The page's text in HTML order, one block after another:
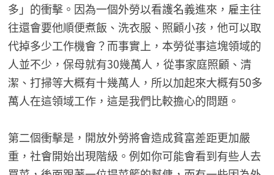
多」的衝擊。因為一個外勞以看護名義進來，雇主往
往還會要他順便煮飯、洗衣服、照顧小孩，他可以取
代掉多少工作機會？而事實上，本勞從事這塊領域的
人並不少，保母就有30幾萬人，從事家庭照顧、清
潔、打掃等大概有十幾萬人，所以加起來大概有50多
萬人在這領域工作，這是我們比較擔心的問題。
第二個衝擊是，開放外勞將會造成貧富差距更加嚴
重，社會開始出現階級。例如你可能會看到有些人去